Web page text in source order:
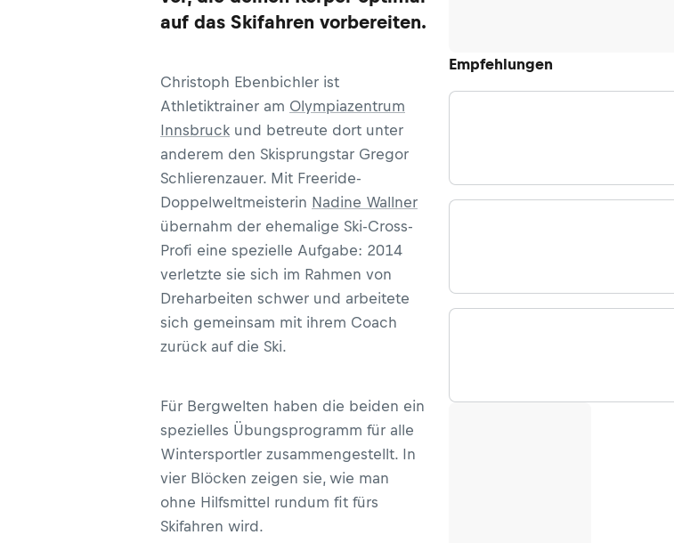
Empfehlungen
auf das Skifahren vorbereiten.
Christoph Ebenbichler ist
Athletiktrainer am Olympiazentrum
Innsbruck und betreute dort unter
anderem den Skisprungstar Gregor
Schlierenzauer. Mit Freeride-
Doppelweltmeisterin Nadine Wallner
übernahm der ehemalige Ski-Cross-
Profi eine spezielle Aufgabe: 2014
verletzte sie sich im Rahmen von
Dreharbeiten schwer und arbeitete
sich gemeinsam mit ihrem Coach
zurück auf die Ski.
Für Bergwelten haben die beiden ein
spezielles Übungsprogramm für alle
Wintersportler zusammengestellt. In
vier Blöcken zeigen sie, wie man
ohne Hilfsmittel rundum fit fürs
Skifahren wird.